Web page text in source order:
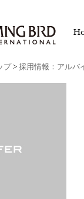
プ> 採用情報：アルバ